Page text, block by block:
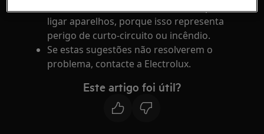
ligar aparelhos, porque isso representa
perigo de curto-circuito ou incêndio.
Se estas sugestões não resolverem o
problema, contacte a Electrolux.
Este artigo foi útil?